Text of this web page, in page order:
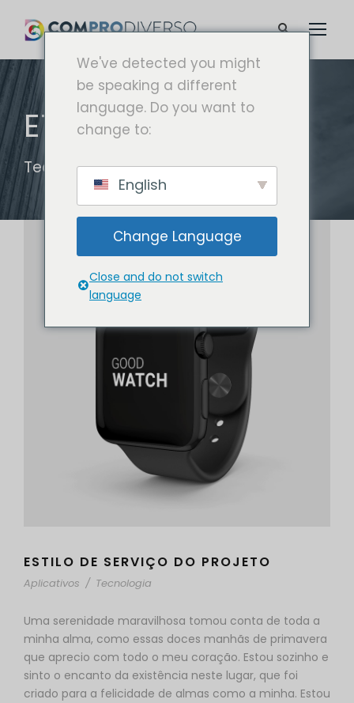
ETIQUETA
Tecnologia
ESTILO DE SERVIÇO DO PROJETO
Aplicativos / Tecnologia
Uma serenidade maravilhosa tomou conta de toda a
minha alma, como essas doces manhãs de primavera
que aprecio com todo o meu coração. Estou sozinho e
sinto o encanto da existência neste lugar, que foi
criado para a felicidade de almas como a minha. Estou
We've detected you might
be speaking a different
language. Do you want to
change to:
English
Change Language
Close and do not switch
language